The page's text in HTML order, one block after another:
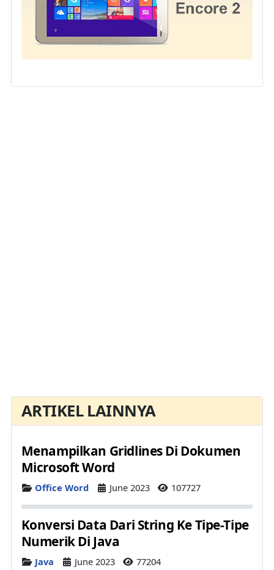
ARTIKEL LAINNYA
Menampilkan Gridlines Di Dokumen
Microsoft Word
Details
Office Word June 2023 107727
Konversi Data Dari String Ke Tipe-Tipe
Numerik Di Java
Details
Java June 2023 77204